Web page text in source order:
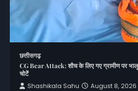
छत्तीसगढ़
CG Bear Attack: शौच के लिए गए ग्रामीण पर
चोटें
Shashikala Sahu
August 8, 2026